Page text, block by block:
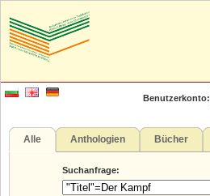
Benutzerkonto:
Alle Anthologien Bücher
Suchanfrage: